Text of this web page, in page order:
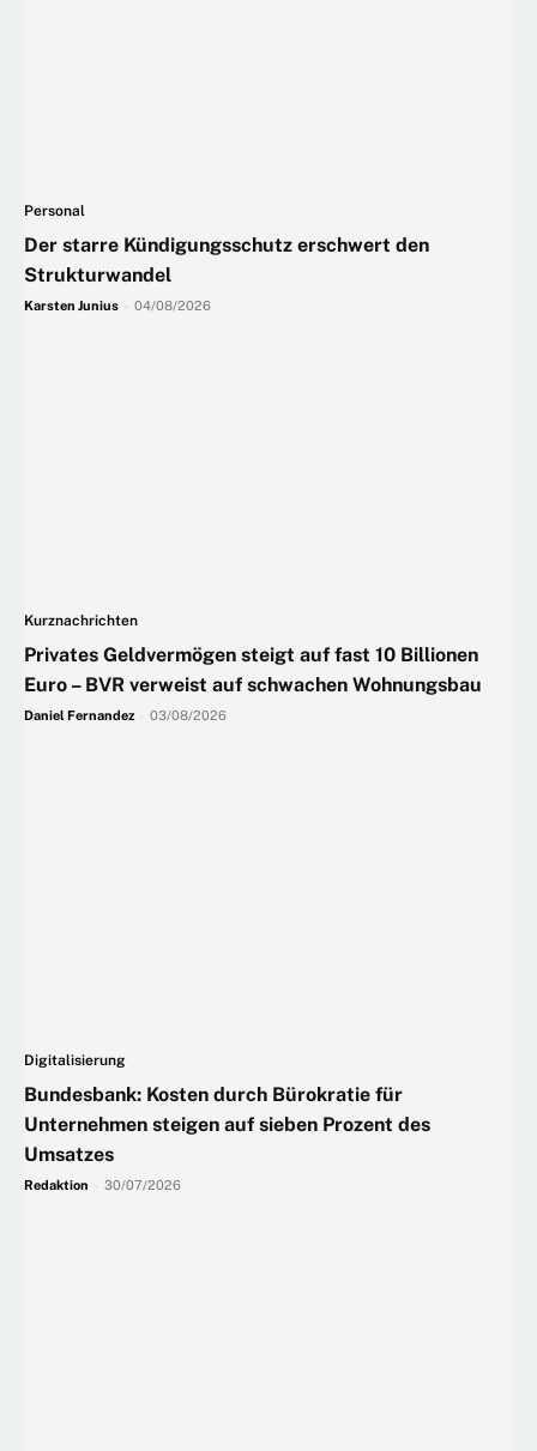
Personal
Der starre Kündigungsschutz erschwert den
Strukturwandel
Karsten Junius 04/08/2026
Kurznachrichten
Privates Geldvermögen steigt auf fast 10 Billionen
Euro – BVR verweist auf schwachen Wohnungsbau
Daniel Fernandez 03/08/2026
Digitalisierung
Bundesbank: Kosten durch Bürokratie für
Unternehmen steigen auf sieben Prozent des
Umsatzes
Redaktion 30/07/2026